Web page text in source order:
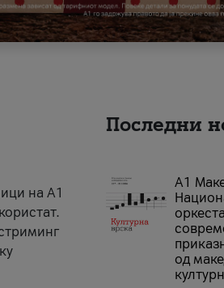
на A1
Последни
А1
од